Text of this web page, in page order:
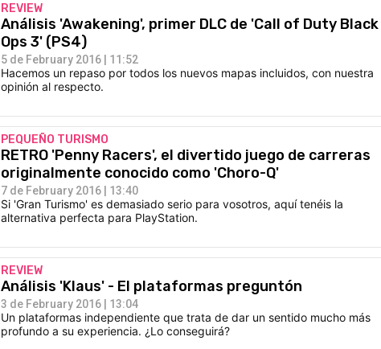
REVIEW
Análisis 'Awakening', primer DLC de 'Call of Duty Black
Ops 3' (PS4)
5 de February 2016 | 11:52
Hacemos un repaso por todos los nuevos mapas incluidos, con nuestra
opinión al respecto.
PEQUEÑO TURISMO
RETRO 'Penny Racers', el divertido juego de carreras
originalmente conocido como 'Choro-Q'
7 de February 2016 | 13:40
Si 'Gran Turismo' es demasiado serio para vosotros, aquí tenéis la
alternativa perfecta para PlayStation.
REVIEW
Análisis 'Klaus' - El plataformas preguntón
3 de February 2016 | 13:04
Un plataformas independiente que trata de dar un sentido mucho más
profundo a su experiencia. ¿Lo conseguirá?